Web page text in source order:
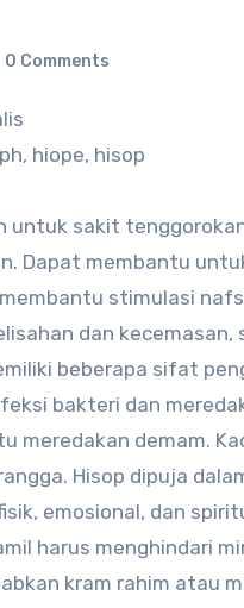
0 Comments
hiope, hisop
untuk sakit
Dapat membantu
stimulasi
dan
beberapa sifat
bakteri dan
meredakan demam.
Hisop dipuja
emosional, dan
harus menghindari
kram rahim atau